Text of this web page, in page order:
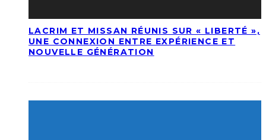
LACRIM ET MISSAN RÉUNIS SUR « LIBERTÉ »,
UNE CONNEXION ENTRE EXPÉRIENCE ET
NOUVELLE GÉNÉRATION